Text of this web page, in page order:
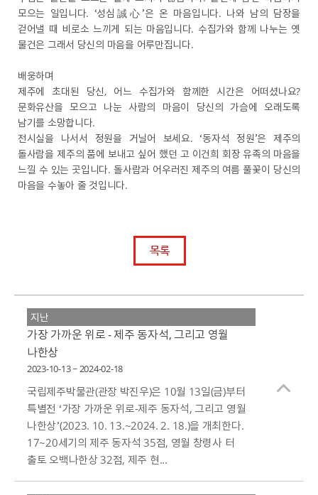
모으는 일입니다. ‘성심誠心’은 온 마음입니다. 나와 남의 담장을
걷어낼 때 비로소 느끼게 되는 마음입니다. 수집가와 함께 나누는 옛
물건은 그래서 당신의 마음을 어루만집니다.
배웅하며
제주에 초대된 당신, 어느 수집가와 함께한 시간은 어떠셨나요?
문화유산을 모으고 나눈 사람의 마음이 당신의 가슴에 오래도록
남기를 소망합니다.
전시실을 나서서 정원을 거닐어 보세요. ‘동자석 정원’은 제주의
돌사람을 제주의 품에 보내고 싶어 했던 고 이건희 회장 유족의 마음을
느낄 수 있는 곳입니다. 돌사람과 어우러진 제주의 여름 풀꽃이 당신의
마음을 수놓아 줄 것입니다.
목록
지난
가장 가까운 위로 - 제주 동자석, 그리고 영월
나한상
2023-10-13 ~ 2024-02-18
국립제주박물관(관장 박진우)은 10월 13일(금)부터
특별전 ‘가장 가까운 위로-제주 동자석, 그리고 영월
나한상’(2023. 10. 13.~2024. 2. 18.)을 개최한다.
17~20세기의 제주 동자석 35점, 영월 창령사 터
출토 오백나한상 32점, 제주 현...